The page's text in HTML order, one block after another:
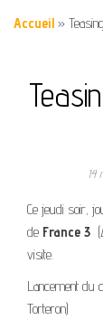
Accueil »
14
Ce jeudi soir,
de France 3 (
visite.
Lancement du
Torteron)